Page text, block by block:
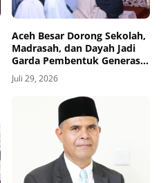
Aceh Besar Dorong Sekolah,
Madrasah, dan Dayah Jadi
Garda Pembentuk Generasi
Sehat
Juli 29, 2026